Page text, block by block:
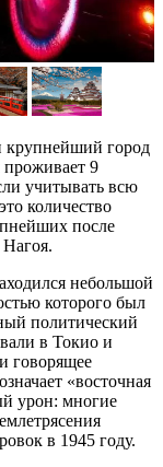
крупнейший город
проживает 9
учитывать всю
количество
после
небольшой
которого был
политический
в Токио и
говорящее
«восточная
урон: многие
в 1945 году.